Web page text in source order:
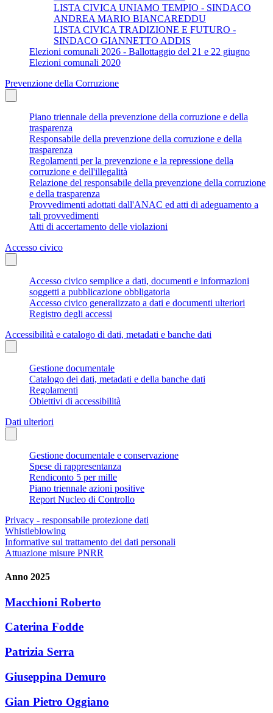
LISTA CIVICA UNIAMO TEMPIO - SINDACO
ANDREA MARIO BIANCAREDDU
LISTA CIVICA TRADIZIONE E FUTURO -
SINDACO GIANNETTO ADDIS
Elezioni comunali 2026 - Ballottaggio del 21 e 22 giugno
Elezioni comunali 2020
Prevenzione della Corruzione
Piano triennale della prevenzione della corruzione e della
trasparenza
Responsabile della prevenzione della corruzione e della
trasparenza
Regolamenti per la prevenzione e la repressione della
corruzione e dell'illegalità
Relazione del responsabile della prevenzione della corruzione
e della trasparenza
Provvedimenti adottati dall'ANAC ed atti di adeguamento a
tali provvedimenti
Atti di accertamento delle violazioni
Accesso civico
Accesso civico semplice a dati, documenti e informazioni
soggetti a pubblicazione obbligatoria
Accesso civico generalizzato a dati e documenti ulteriori
Registro degli accessi
Accessibilità e catalogo di dati, metadati e banche dati
Gestione documentale
Catalogo dei dati, metadati e della banche dati
Regolamenti
Obiettivi di accessibilità
Dati ulteriori
Gestione documentale e conservazione
Spese di rappresentanza
Rendiconto 5 per mille
Piano triennale azioni positive
Report Nucleo di Controllo
Privacy - responsabile protezione dati
Whistleblowing
Informative sul trattamento dei dati personali
Attuazione misure PNRR
Anno 2025
Macchioni Roberto
Caterina Fodde
Patrizia Serra
Giuseppina Demuro
Gian Pietro Oggiano